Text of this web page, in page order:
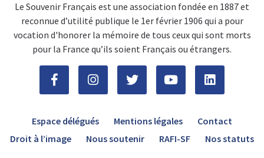
Le Souvenir Français est une association fondée en 1887 et
reconnue d’utilité publique le 1er février 1906 qui a pour
vocation d'honorer la mémoire de tous ceux qui sont morts
pour la France qu’ils soient Français ou étrangers.
Espace délégués Mentions légales
Contact
Droit à l’image
Nous soutenir RAFI-SF Nos statuts